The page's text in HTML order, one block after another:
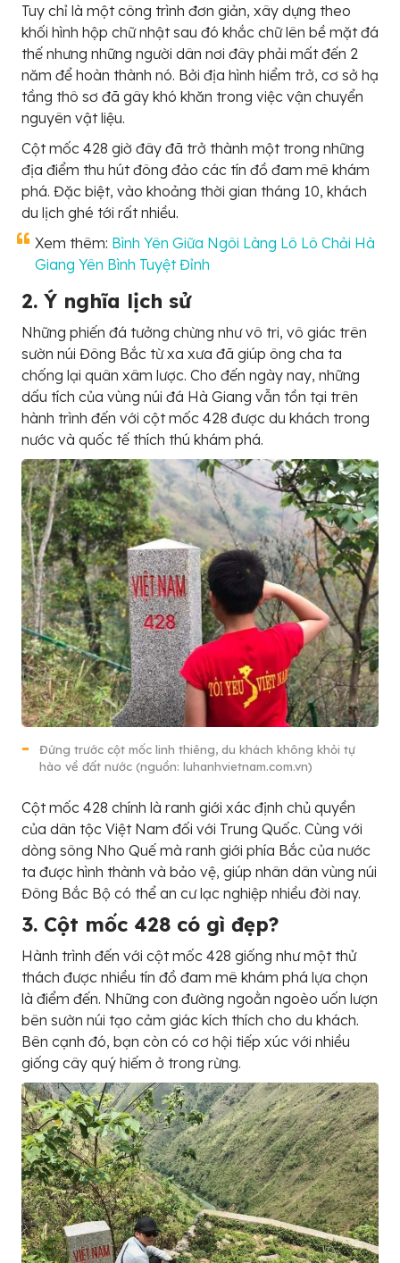
Tuy chỉ là một công trình đơn giản, xây dựng theo
khối hình hộp chữ nhật sau đó khắc chữ lên bề mặt đá
thế nhưng những người dân nơi đây phải mất đến 2
năm để hoàn thành nó. Bởi địa hình hiểm trở, cơ sở hạ
tầng thô sơ đã gây khó khăn trong việc vận chuyển
nguyên vật liệu.
Cột mốc 428 giờ đây đã trở thành một trong những
địa điểm thu hút đông đảo các tín đồ đam mê khám
phá. Đặc biệt, vào khoảng thời gian tháng 10, khách
du lịch ghé tới rất nhiều.
Xem thêm: Bình Yên Giữa Ngôi Làng Lô Lô Chải Hà
Giang Yên Bình Tuyệt Đỉnh
2. Ý nghĩa lịch sử
Những phiến đá tưởng chừng như vô tri, vô giác trên
sườn núi Đông Bắc từ xa xưa đã giúp ông cha ta
chống lại quân xâm lược. Cho đến ngày nay, những
dấu tích của vùng núi đá Hà Giang vẫn tồn tại trên
hành trình đến với cột mốc 428 được du khách trong
nước và quốc tế thích thú khám phá.
Đứng trước cột mốc linh thiêng, du khách không khỏi tự
hào về đất nước (nguồn: luhanhvietnam.com.vn)
Cột mốc 428 chính là ranh giới xác định chủ quyền
của dân tộc Việt Nam đối với Trung Quốc. Cùng với
dòng sông Nho Quế mà ranh giới phía Bắc của nước
ta được hình thành và bảo vệ, giúp nhân dân vùng núi
Đông Bắc Bộ có thể an cư lạc nghiệp nhiều đời nay.
3. Cột mốc 428 có gì đẹp?
Hành trình đến với cột mốc 428 giống như một thử
thách được nhiều tín đồ đam mê khám phá lựa chọn
là điểm đến. Những con đường ngoằn ngoèo uốn lượn
bên sườn núi tạo cảm giác kích thích cho du khách.
Bên cạnh đó, bạn còn có cơ hội tiếp xúc với nhiều
giống cây quý hiếm ở trong rừng.